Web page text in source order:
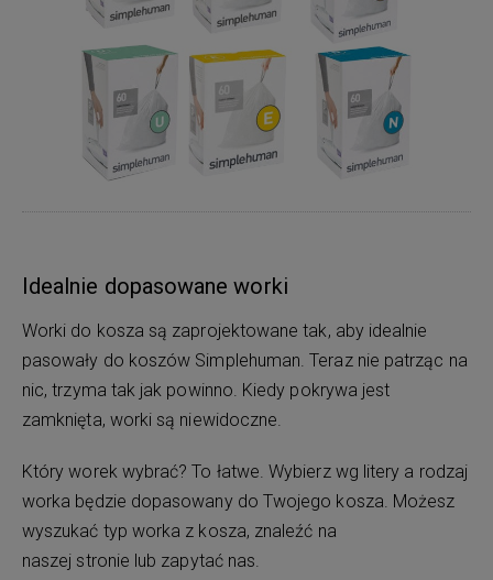
Idealnie dopasowane worki
Worki do kosza są zaprojektowane tak, aby idealnie
pasowały do koszów Simplehuman. Teraz nie patrząc na
nic, trzyma tak jak powinno. Kiedy pokrywa jest
zamknięta, worki są niewidoczne.
Który worek wybrać? To łatwe. Wybierz wg litery a rodzaj
worka będzie dopasowany do Twojego kosza. Możesz
wyszukać typ worka z kosza, znaleźć na
naszej stronie lub zapytać nas.